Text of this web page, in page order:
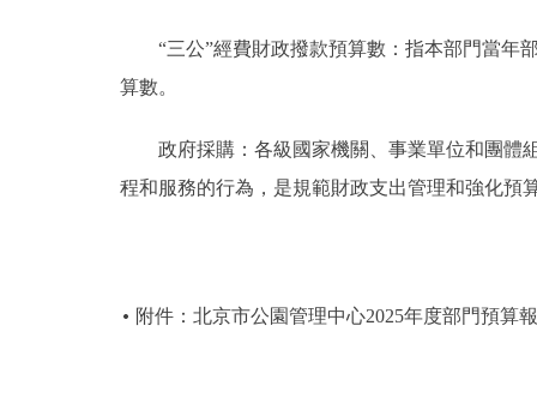
“三公”經費財政撥款預算數：指本部門當年部
算數。
政府採購：各級國家機關、事業單位和團體組
程和服務的行為，是規範財政支出管理和強化預
附件：北京市公園管理中心2025年度部門預算